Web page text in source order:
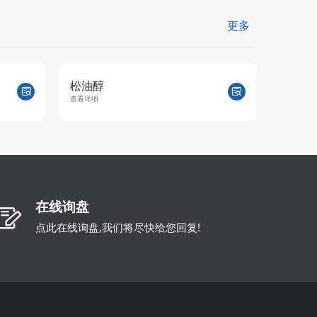
更多
松油醇
查看详细
在线询盘
点此在线询盘,我们将尽快给您回复!